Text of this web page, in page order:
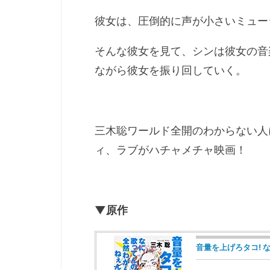
彼女は、圧倒的に声が小さいミュ
そんな彼女を見て、シンは彼女の
ながら彼女を振り回していく。
三木聡ワールド全開のわからない
ィ、ラブがハチャメチャ映画！
▼原作
音量を上げろタコ!